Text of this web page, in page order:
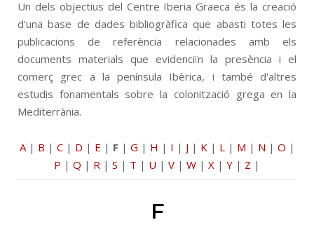
Un dels objectius del Centre Iberia Graeca és la creació
d'una base de dades bibliogràfica que abasti totes les
publicacions de referència relacionades amb els
documents materials que evidenciïn la presència i el
comerç grec a la península Ibèrica, i també d'altres
estudis fonamentals sobre la colonització grega en la
Mediterrània.
A| B | C| D | E | F | G | H | I | J | K| L| M | N | O |
P | Q | R | S | T | U | V | W | X | Y | Z |
F